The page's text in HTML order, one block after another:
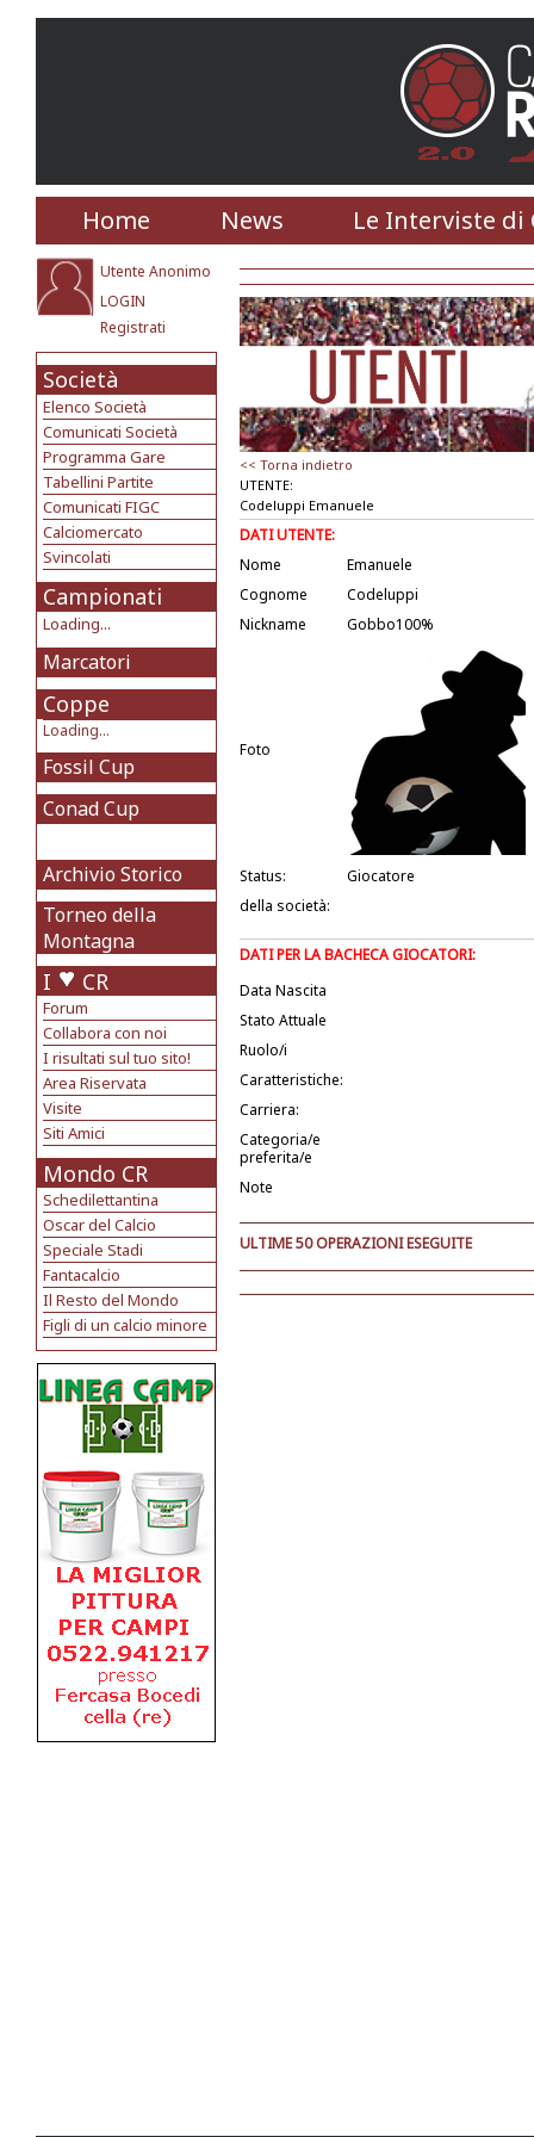
Home News Le Interviste di
Utente Anonimo
LOGIN
Registrati
Società
Elenco Società
Comunicati Società
Programma Gare
Tabellini Partite
Comunicati FIGC
Calciomercato
Svincolati
Campionati
Loading...
Marcatori
Coppe
Loading...
Fossil Cup
Conad Cup
Archivio Storico
Torneo della
Montagna
I CR
Forum
Collabora con noi
I risultati sul tuo sito!
Area Riservata
Visite
Siti Amici
Mondo CR
Schedilettantina
Oscar del Calcio
Speciale Stadi
Fantacalcio
Il Resto del Mondo
Figli di un calcio minore
<< Torna indietro
UTENTE:
Codeluppi Emanuele
DATI UTENTE:
Nome
Emanuele
Cognome
Codeluppi
Nickname
Gobbo100%
Foto
Status:
Giocatore
della società:
DATI PER LA BACHECA GIOCATORI:
Data Nascita
Stato Attuale
Ruolo/i
Caratteristiche:
Carriera:
Categoria/e
preferita/e
Note
ULTIME 50 OPERAZIONI ESEGUITE